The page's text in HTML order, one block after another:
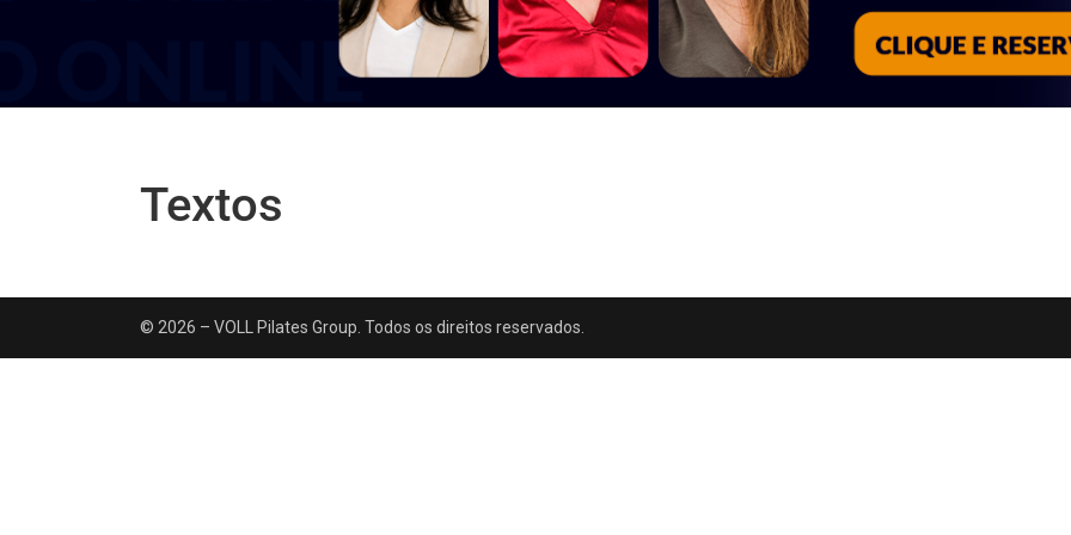
Textos
© 2026 – VOLL Pilates Group. Todos os direitos reservados.